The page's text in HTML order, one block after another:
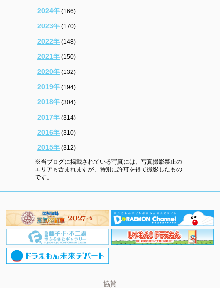
2024年 (166)
2023年 (170)
2022年 (148)
2021年 (150)
2020年 (132)
2019年 (194)
2018年 (304)
2017年 (314)
2016年 (310)
2015年 (312)
※当ブログに掲載されている写真には、写真撮影禁止の
エリアも含まれますが、特別に許可を得て撮影したもの
です。
協賛